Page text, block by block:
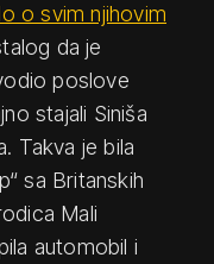
o svim njihovim
da je
poslove
stajali Siniša
Takva je bila
sa Britanskih
Mali
automobil i